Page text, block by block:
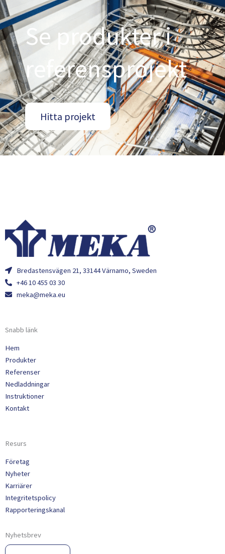
Se produkter i
referensprojekt
Hitta projekt
Bredastensvägen 21, 33144 Värnamo, Sweden
+46 10 455 03 30
meka@meka.eu
Snabb länk
Hem
Produkter
Referenser
Nedladdningar
Instruktioner
Kontakt
Resurs
Företag
Nyheter
Karriärer
Integritetspolicy
Rapporteringskanal
Nyhetsbrev